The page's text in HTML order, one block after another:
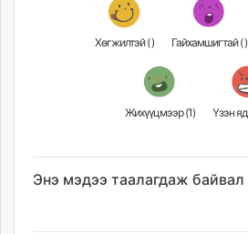
Хөгжилтэй () Гайхамшигтай ()
Жихүүцмээр (1)
Энэ мэдээ таалагдаж байвал